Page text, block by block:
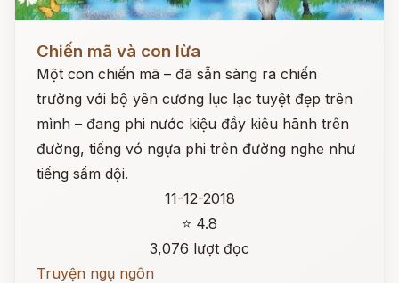
Đọc ngay
Chiến mã và con lừa
Một con chiến mã – đã sẵn sàng ra chiến
trường với bộ yên cương lục lạc tuyệt đẹp trên
mình – đang phi nước kiệu đầy kiêu hãnh trên
đường, tiếng vó ngựa phi trên đường nghe như
tiếng sấm dội.
11-12-2018
⭐ 4.8
3,076 lượt đọc
Truyện ngụ ngôn